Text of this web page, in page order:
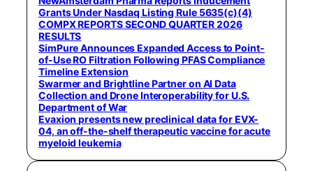
Grants Under Nasdaq Listing Rule 5635(c)(4)
COMPX REPORTS SECOND QUARTER 2026
RESULTS
SimPure Announces Expanded Access to Point-
of-Use RO Filtration Following PFAS Compliance
Timeline Extension
Swarmer and Brightline Partner on AI Data
Collection and Drone Interoperability for U.S.
Department of War
Evaxion presents new preclinical data for EVX-
04, an off-the-shelf therapeutic vaccine for acute
myeloid leukemia